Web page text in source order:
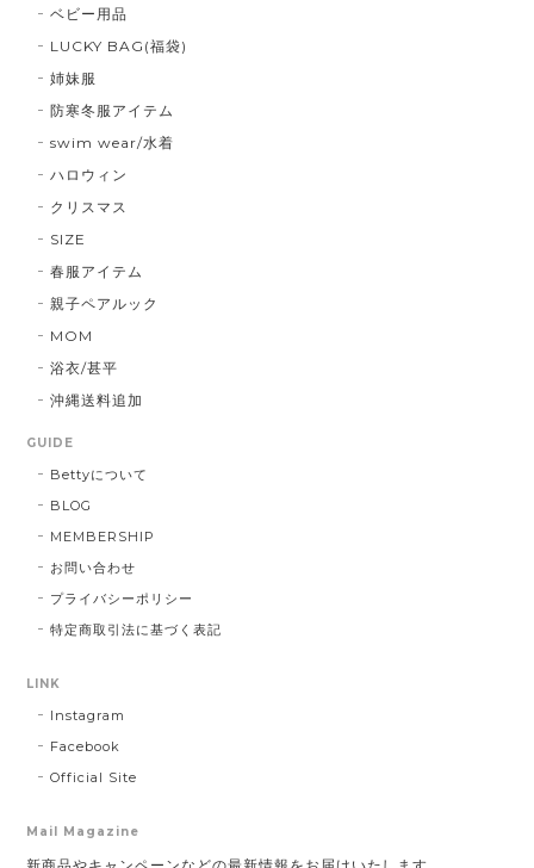
ベビー用品
LUCKY BAG(福袋)
姉妹服
防寒冬服アイテム
swim wear/水着
ハロウィン
クリスマス
SIZE
春服アイテム
親子ペアルック
MOM
浴衣/甚平
沖縄送料追加
GUIDE
Bettyについて
BLOG
MEMBERSHIP
お問い合わせ
プライバシーポリシー
特定商取引法に基づく表記
LINK
Instagram
Facebook
Official Site
Mail Magazine